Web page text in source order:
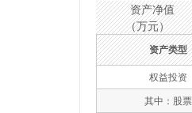
资产净值
（万元）
资产类型
权益投资
其中：股票